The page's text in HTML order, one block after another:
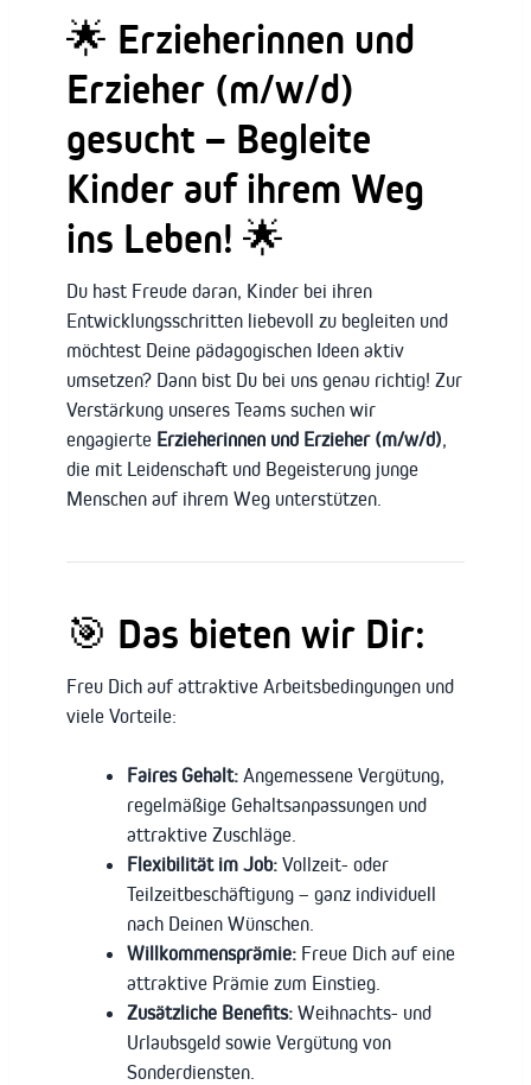
🌟 Erzieherinnen und
Erzieher (m/w/d)
gesucht – Begleite
Kinder auf ihrem Weg
ins Leben! 🌟
Du hast Freude daran, Kinder bei ihren
Entwicklungsschritten liebevoll zu begleiten und
möchtest Deine pädagogischen Ideen aktiv
umsetzen? Dann bist Du bei uns genau richtig! Zur
Verstärkung unseres Teams suchen wir
engagierte Erzieherinnen und Erzieher (m/w/d),
die mit Leidenschaft und Begeisterung junge
Menschen auf ihrem Weg unterstützen.
🎯 Das bieten wir Dir:
Freu Dich auf attraktive Arbeitsbedingungen und
viele Vorteile:
Faires Gehalt: Angemessene Vergütung,
regelmäßige Gehaltsanpassungen und
attraktive Zuschläge.
Flexibilität im Job: Vollzeit- oder
Teilzeitbeschäftigung – ganz individuell
nach Deinen Wünschen.
Willkommensprämie: Freue Dich auf eine
attraktive Prämie zum Einstieg.
Zusätzliche Benefits: Weihnachts- und
Urlaubsgeld sowie Vergütung von
Sonderdiensten.